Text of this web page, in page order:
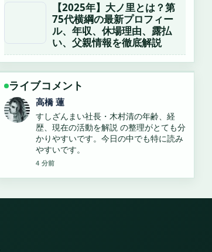
【2025年】大ノ里とは？第
75代横綱の最新プロフィー
ル、年収、休場理由、露払
い、父親情報を徹底解説
ライブコメント
佐藤 遥
「みんな」と「皆」の違いとは？正しい
漢字表記と読み方を徹底解説 を追ってい
ますが、この解説は落ち着いていて信頼
できます。
6 分前